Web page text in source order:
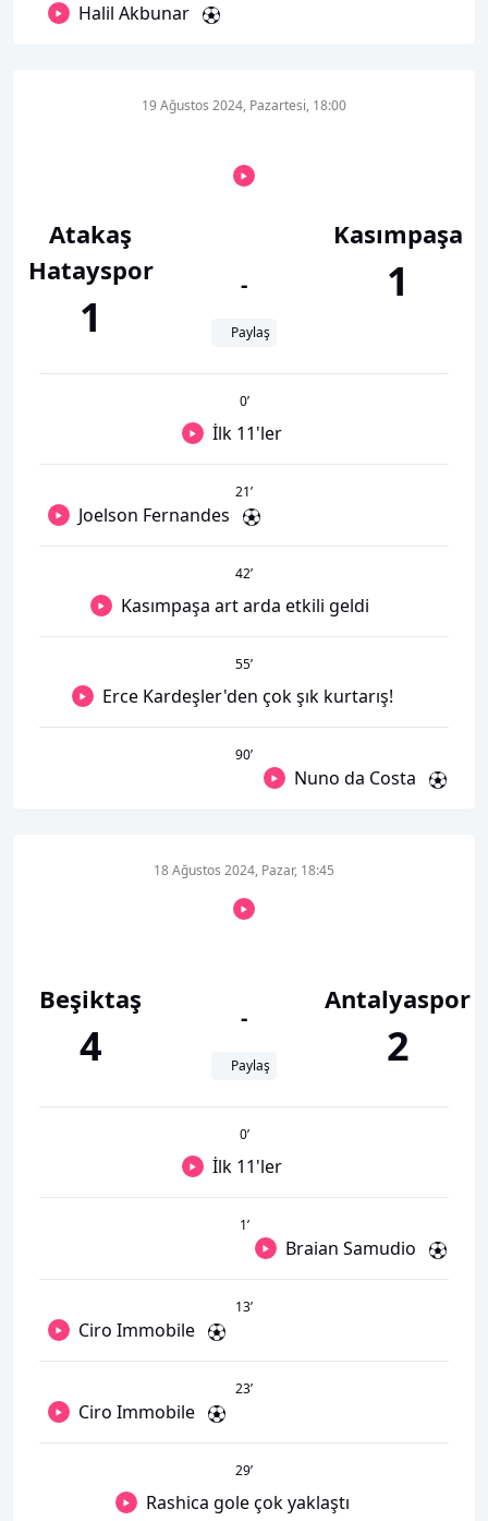
Halil Akbunar
Atakaş
Hatayspor
1
19 Ağustos 2024, Pazartesi, 18:00
-
Paylaş
Kasımpaşa
1
0’
İlk 11'ler
21’
Joelson Fernandes
42’
Kasımpaşa art arda etkili geldi
55’
Erce Kardeşler'den çok şık kurtarış!
90’
Nuno da Costa
Beşiktaş
4
18 Ağustos 2024, Pazar, 18:45
-
Paylaş
Antalyaspor
2
0’
İlk 11'ler
1’
Braian Samudio
13’
Ciro Immobile
23’
Ciro Immobile
29’
Rashica gole çok yaklaştı